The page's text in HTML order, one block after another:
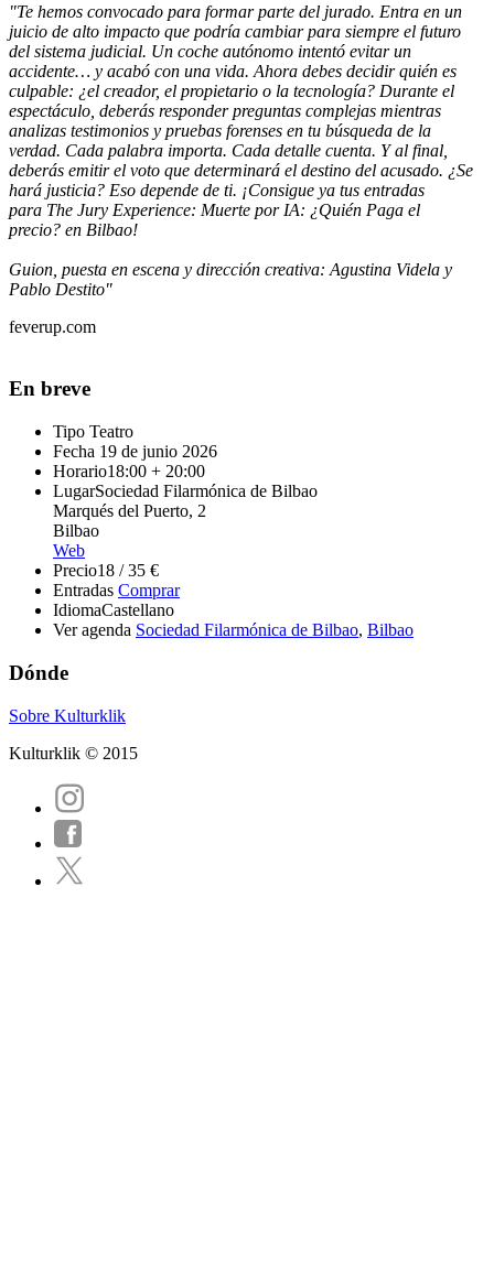
"Te hemos convocado para formar parte del jurado. Entra en un
juicio de alto impacto que podría cambiar para siempre el futuro
del sistema judicial. Un coche autónomo intentó evitar un
accidente… y acabó con una vida. Ahora debes decidir quién es
culpable: ¿el creador, el propietario o la tecnología? Durante el
espectáculo, deberás responder preguntas complejas mientras
analizas testimonios y pruebas forenses en tu búsqueda de la
verdad. Cada palabra importa. Cada detalle cuenta. Y al final,
deberás emitir el voto que determinará el destino del acusado. ¿Se
hará justicia? Eso depende de ti. ¡Consigue ya tus entradas
para The Jury Experience: Muerte por IA: ¿Quién Paga el
precio? en Bilbao!
Guion, puesta en escena y dirección creativa: Agustina Videla y
Pablo Destito"
feverup.com
En breve
Tipo Teatro
Fecha 19 de junio 2026
Horario18:00 + 20:00
LugarSociedad Filarmónica de Bilbao
Marqués del Puerto, 2
Bilbao
Web
Precio18 / 35 €
Entradas Comprar
IdiomaCastellano
Ver agenda Sociedad Filarmónica de Bilbao, Bilbao
Dónde
Sobre Kulturklik
Kulturklik © 2015